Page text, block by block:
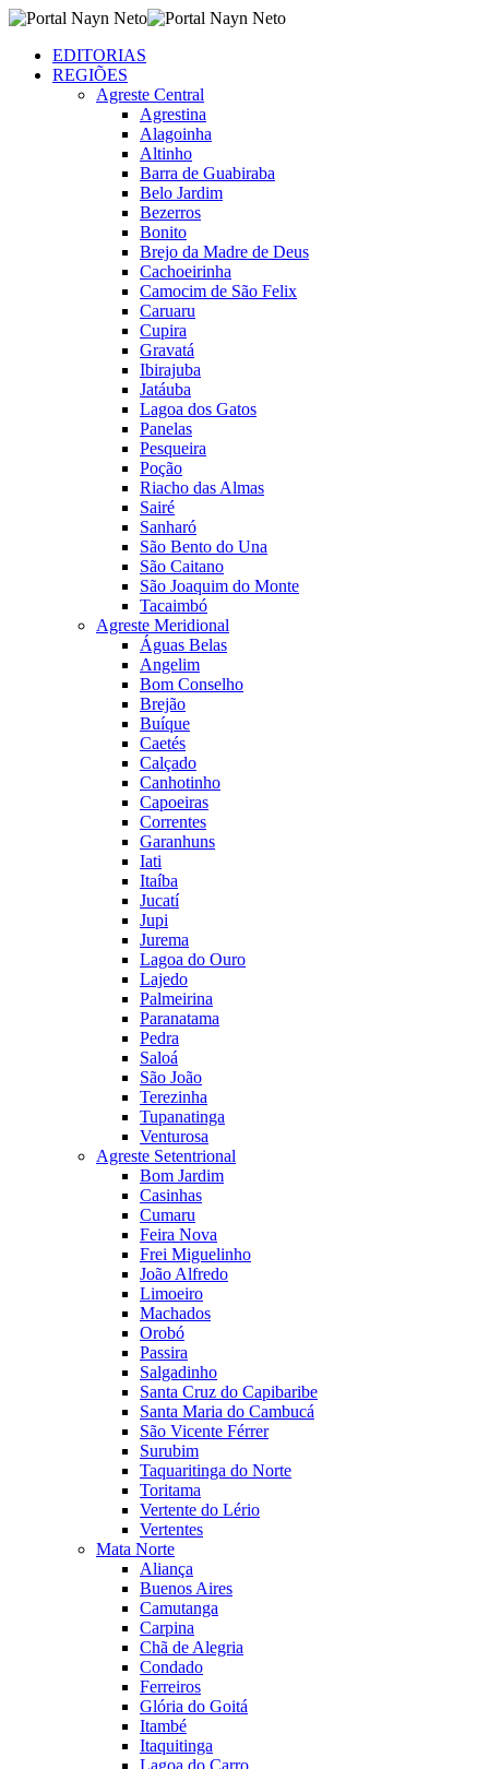
EDITORIAS
REGIÕES
Agreste Central
Agrestina
Alagoinha
Altinho
Barra de Guabiraba
Belo Jardim
Bezerros
Bonito
Brejo da Madre de Deus
Cachoeirinha
Camocim de São Felix
Caruaru
Cupira
Gravatá
Ibirajuba
Jatáuba
Lagoa dos Gatos
Panelas
Pesqueira
Poção
Riacho das Almas
Sairé
Sanharó
São Bento do Una
São Caitano
São Joaquim do Monte
Tacaimbó
Agreste Meridional
Águas Belas
Angelim
Bom Conselho
Brejão
Buíque
Caetés
Calçado
Canhotinho
Capoeiras
Correntes
Garanhuns
Iati
Itaíba
Jucatí
Jupi
Jurema
Lagoa do Ouro
Lajedo
Palmeirina
Paranatama
Pedra
Saloá
São João
Terezinha
Tupanatinga
Venturosa
Agreste Setentrional
Bom Jardim
Casinhas
Cumaru
Feira Nova
Frei Miguelinho
João Alfredo
Limoeiro
Machados
Orobó
Passira
Salgadinho
Santa Cruz do Capibaribe
Santa Maria do Cambucá
São Vicente Férrer
Surubim
Taquaritinga do Norte
Toritama
Vertente do Lério
Vertentes
Mata Norte
Aliança
Buenos Aires
Camutanga
Carpina
Chã de Alegria
Condado
Ferreiros
Glória do Goitá
Itambé
Itaquitinga
Lagoa do Carro